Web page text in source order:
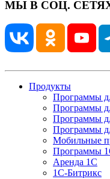
МЫ В СОЦ.
Продукты
Программы
Программы
Программы
Программы
Мобильные
Программы
Аренда 1С
1С-Битрикс